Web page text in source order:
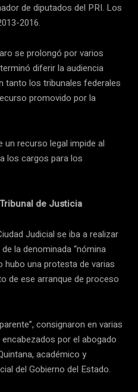
de diputados del PRI. Los
2016.
se prolongó por varios
diferir la audiencia
tanto los tribunales federales
promovido por la
recurso legal impide al
los cargos para los
de Justicia
Judicial se iba a realizar
la denominada “nómina
hubo una protesta de varias
de ese arranque de proceso
consignaron en varias
por el abogado
académico y
del Gobierno del Estado.